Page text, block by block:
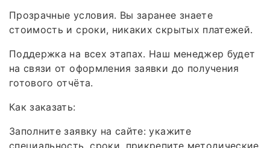
Прозрачные условия. Вы заранее знаете
стоимость и сроки, никаких скрытых платежей.
Поддержка на всех этапах. Наш менеджер будет
на связи от оформления заявки до получения
готового отчёта.
Как заказать:
Заполните заявку на сайте: укажите
специальность, сроки, прикрепите методические